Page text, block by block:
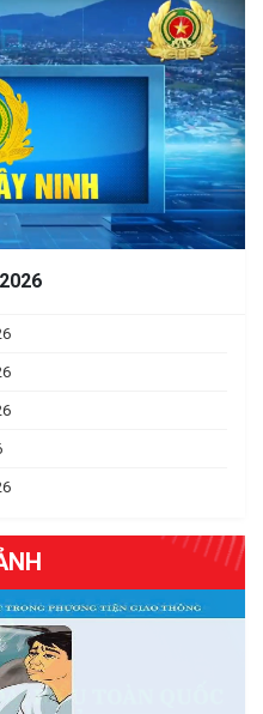
lấy ý kiến đánh giá kết quả cải